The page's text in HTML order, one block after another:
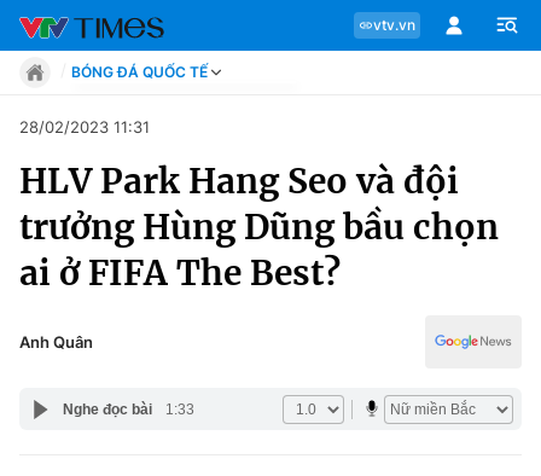
vtv.vn
Chuyên mục
Tin tức
BÓNG ĐÁ QUỐC TẾ
Move
Phong cách
Sự kiện
Bóng đá
28/02/2023 11:31
HLV Park Hang Seo và đội
trưởng Hùng Dũng bầu chọn
ai ở FIFA The Best?
Anh Quân
Nghe đọc bài 1:33